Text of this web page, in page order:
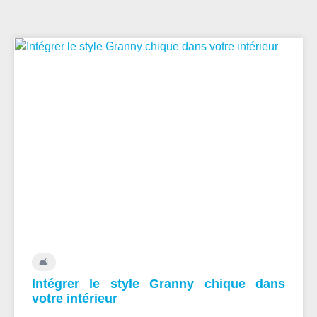
🛋️
Intégrer le style Granny chique dans
votre intérieur